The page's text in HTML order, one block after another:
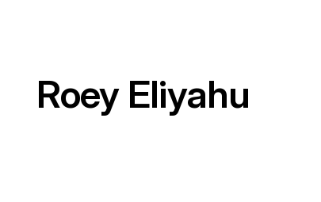
Roey Eliyahu